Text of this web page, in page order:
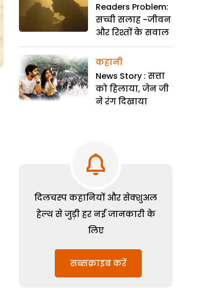
Readers Problem:
सच्ची सलाह -जीवन
और रिश्तों के सवाल
कहानी
News Story : सत्ता
को हिलाया, जेन जी
ने रंग दिखाया
दिलचस्प कहानियों और सेक्शुअल
हेल्थ से जुड़ी हर नई जानकारी के
लिए
सब्सक्राइब करें